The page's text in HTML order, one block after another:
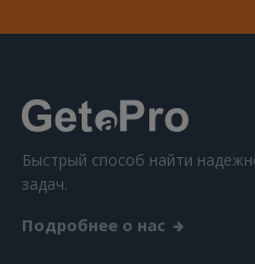
Быстрый способ найти
задач.
Подробнее о нас